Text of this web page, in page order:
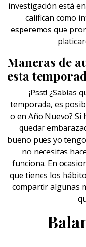
investigación está
califican como
esperemos que
Maneras de
esta
¡Psst! ¿Sabías
temporada, es
o en Año Nuevo?
quedar
bueno pues yo
no necesitas
funciona. En
que tienes los
compartir algunas